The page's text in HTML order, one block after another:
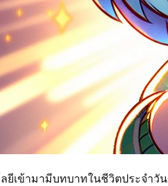
ยีเข้ามามีบทบาทในชีวิตประจำวั